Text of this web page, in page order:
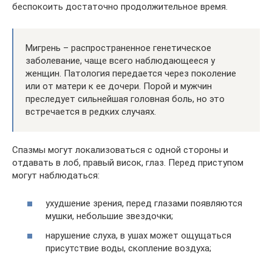
беспокоить достаточно продолжительное время.
Мигрень – распространенное генетическое
заболевание, чаще всего наблюдающееся у
женщин. Патология передается через поколение
или от матери к ее дочери. Порой и мужчин
преследует сильнейшая головная боль, но это
встречается в редких случаях.
Спазмы могут локализоваться с одной стороны и
отдавать в лоб, правый висок, глаз. Перед приступом
могут наблюдаться:
ухудшение зрения, перед глазами появляются
мушки, небольшие звездочки;
нарушение слуха, в ушах может ощущаться
присутствие воды, скопление воздуха;